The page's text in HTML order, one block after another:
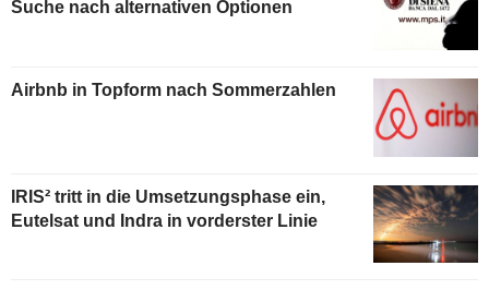
Suche nach alternativen Optionen
Airbnb in Topform nach Sommerzahlen
IRIS² tritt in die Umsetzungsphase ein,
Eutelsat und Indra in vorderster Linie